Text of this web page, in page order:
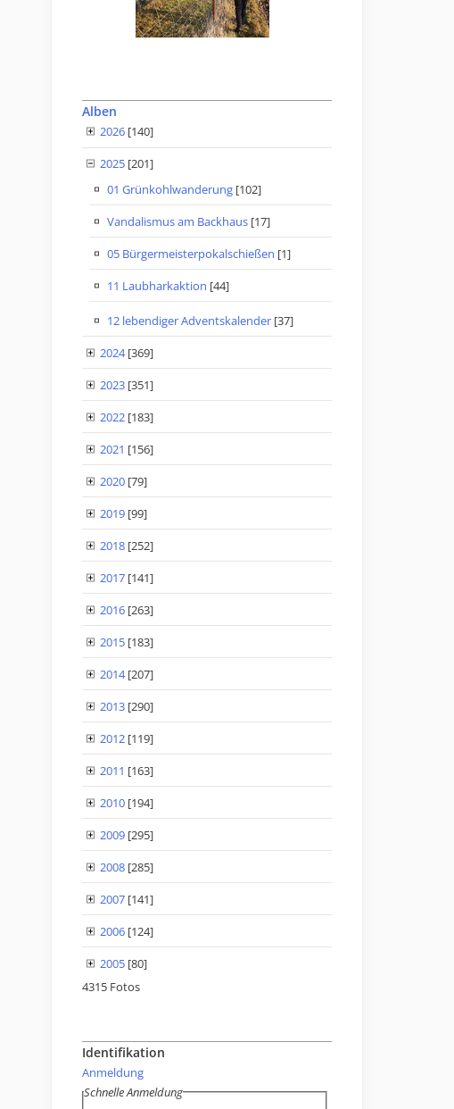
Alben
2026 [140]
2025 [201]
01 Grünkohlwanderung [102]
Vandalismus am Backhaus [17]
05 Bürgermeisterpokalschießen [1]
11 Laubharkaktion [44]
12 lebendiger Adventskalender [37]
2024[369]
2023 [351]
2022 [183]
2021 [156]
2020 [79]
2019 [99]
2018 [252]
2017 [141]
2016 [263]
2015 [183]
2014[207]
2013 [290]
2012 [119]
2011 [163]
2010 [194]
2009 [295]
2008 [285]
2007 [141]
2006 [124]
2005 [80]
4315 Fotos
Identifikation
Anmeldung
Schnelle Anmeldung